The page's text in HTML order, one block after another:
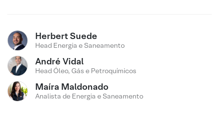
Herbert Suede
Head Energia e Saneamento
André Vidal
Head Óleo, Gás e Petroquímicos
Maíra Maldonado
Analista de Energia e Saneamento